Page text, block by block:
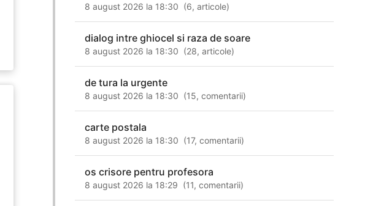
8 august 2026 la 18:30 (6,articole)
dialog intre ghiocel si raza de soare
8 august 2026 la 18:30 (28,articole)
de tura la urgente
8 august 2026 la 18:30 (15,comentarii)
carte postala
8 august 2026 la 18:30 (17,comentarii)
os crisore pentru profesora
8 august 2026 la 18:29 (11,comentarii)